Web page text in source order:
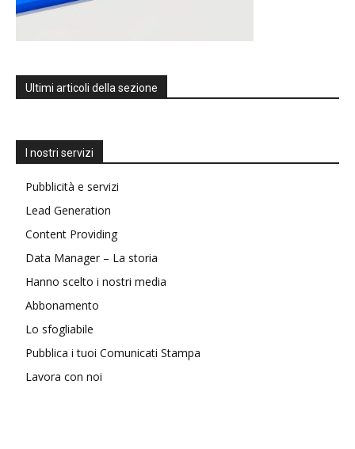
Ultimi articoli della sezione
I nostri servizi
Pubblicità e servizi
Lead Generation
Content Providing
Data Manager – La storia
Hanno scelto i nostri media
Abbonamento
Lo sfogliabile
Pubblica i tuoi Comunicati Stampa
Lavora con noi